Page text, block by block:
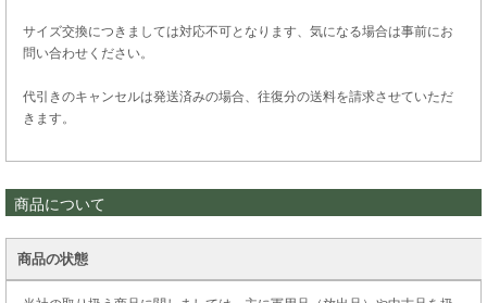
サイズ交換につきましては対応不可となります、気になる場合は事前にお
問い合わせください。
代引きのキャンセルは発送済みの場合、往復分の送料を請求させていただ
きます。
商品について
商品の状態